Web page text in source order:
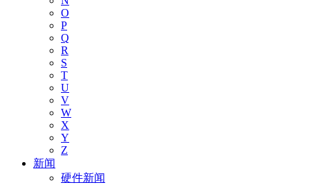
O
P
Q
R
S
T
U
V
W
X
Y
Z
新闻
硬件新闻